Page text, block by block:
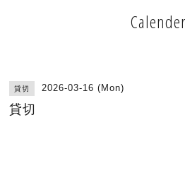
Calender
貸切 2026-03-16 (Mon)
貸切